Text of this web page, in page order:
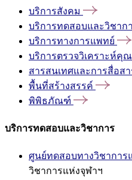
บริการสังคม
บริการทดสอบและวิชาก
บริการทางการแพทย์
บริการตรวจวิเคราะห์คุ
สารสนเทศและการสื่อสา
พื้นที่สร้างสรรค์
พิพิธภัณฑ์
บริการทดสอบและวิชาการ
ศูนย์ทดสอบทางวิชาการ
วิชาการแห่งจุฬาฯ